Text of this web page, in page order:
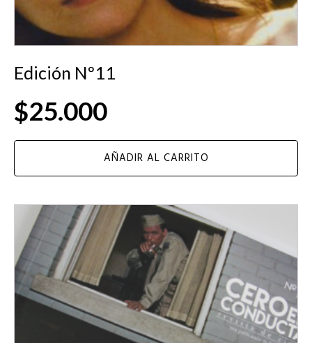
Edición Nº11
$25.000
AÑADIR AL CARRITO